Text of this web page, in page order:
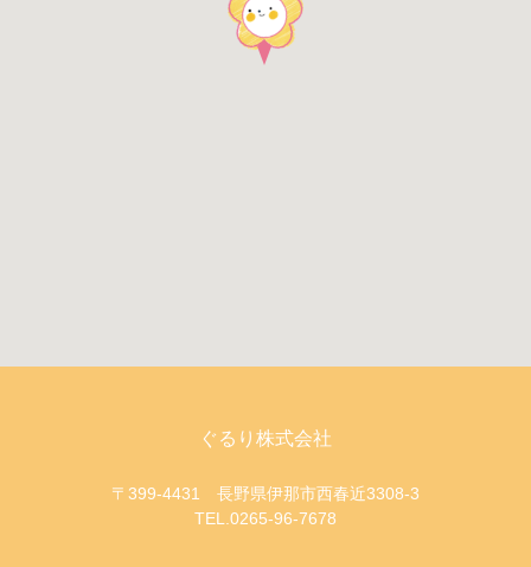
ぐるり株式会社
〒399-4431 長野県伊那市西春近3308-3
TEL.0265-96-7678